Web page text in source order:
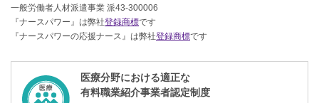
一般労働者人材派遣事業 派43-300006
『ナースパワー』は弊社登録商標です
『ナースパワーの応援ナース』は弊社登録商標です
医療分野における適正な
有料職業紹介事業者認定制度